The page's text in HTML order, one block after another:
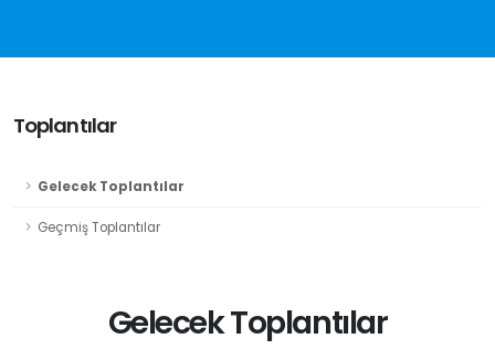
Toplantılar
Gelecek Toplantılar
Geçmiş Toplantılar
Gelecek Toplantılar